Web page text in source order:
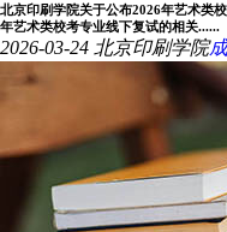
北京印刷学院关于公布2026年艺术类
年艺术类校考专业线下复试的相关......
2026-03-24 北京印刷学院